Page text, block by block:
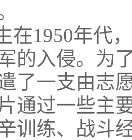
在1950年代
的入侵。为
了一支由志
通过一些主
训练、战斗